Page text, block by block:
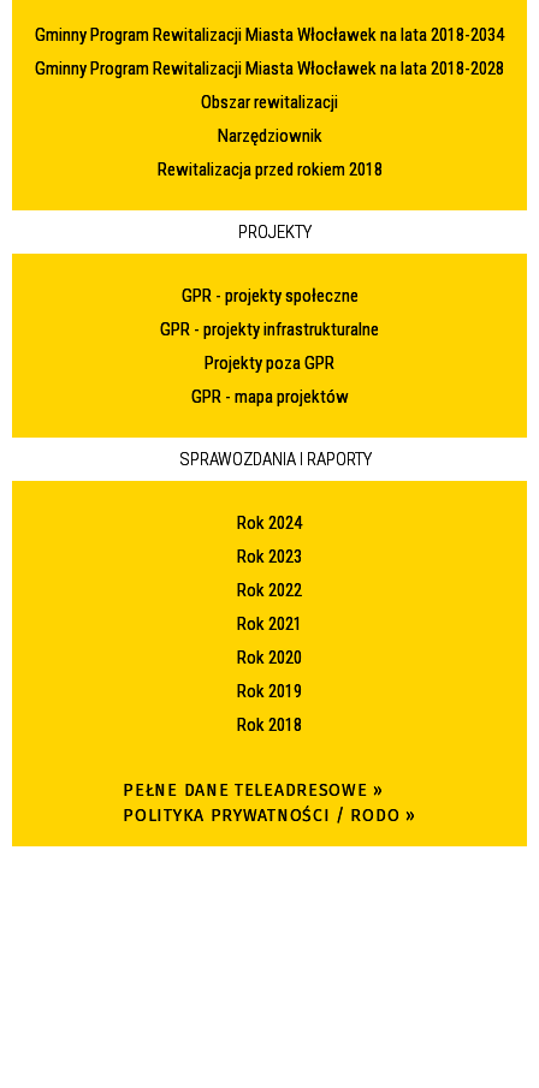
Gminny Program Rewitalizacji Miasta Włocławek na lata 2018-2034
Gminny Program Rewitalizacji Miasta Włocławek na lata 2018-2028
Obszar rewitalizacji
Narzędziownik
Rewitalizacja przed rokiem 2018
PROJEKTY
GPR - projekty społeczne
GPR - projekty infrastrukturalne
Projekty poza GPR
GPR - mapa projektów
SPRAWOZDANIA I RAPORTY
Rok 2024
Rok 2023
Rok 2022
Rok 2021
Rok 2020
Rok 2019
Rok 2018
PEŁNE DANE TELEADRESOWE »
POLITYKA PRYWATNOŚCI / RODO »